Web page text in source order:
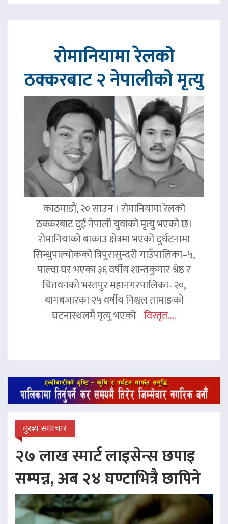
रोमानियामा रेलको
ठक्करबाट २ नेपालीको मृत्यु
काठमाडौं, २० साउन । रोमानियामा रेलको
ठक्करबाट दुई नेपाली युवाको मृत्यु भएको छ।
रोमानियाको बाकाउ क्षेत्रमा भएको दुर्घटनामा
सिन्धुपाल्चोकको त्रिपुरासुन्दरी गाउँपालिका–५,
पाल्वा घर भएका ३६ वर्षीय शान्तकुमार श्रेष्ठ र
चितवनको भरतपुर महानगरपालिका–२०,
बागबजारका २५ वर्षीय निश्चल तामाङको
घटनास्थलमै मृत्यु भएको विस्तृत....
मुख्य समाचार
२७ लाख स्मार्ट लाइसेन्स छपाइ
सम्पन्न, अब २४ घण्टाभित्रै छापिने